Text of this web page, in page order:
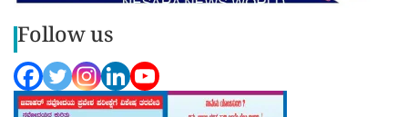
Follow us